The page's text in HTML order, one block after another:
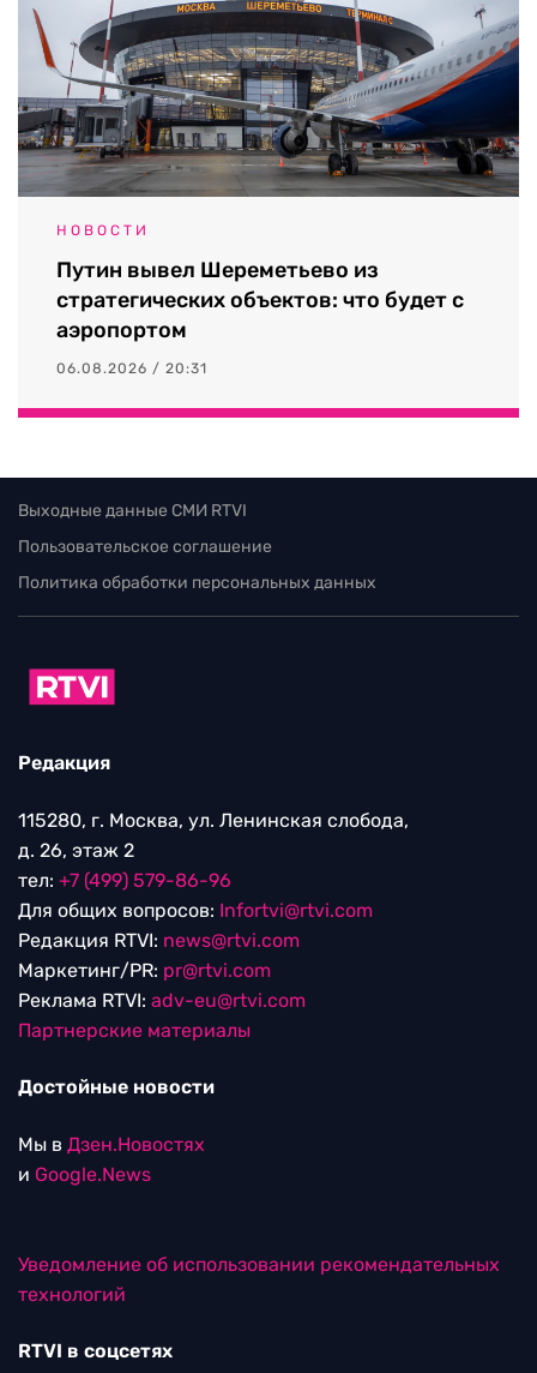
НОВОСТИ
Путин вывел Шереметьево из
стратегических объектов: что будет с
аэропортом
06.08.2026 / 20:31
Выходные данные СМИ RTVI
Пользовательское соглашение
Политика обработки персональных данных
Редакция
115280, г. Москва, ул. Ленинская слобода,
д. 26, этаж 2
тел: +7 (499) 579-86-96
Для общих вопросов: Infortvi@rtvi.com
Редакция RTVI: news@rtvi.com
Маркетинг/PR: pr@rtvi.com
Реклама RTVI: adv-eu@rtvi.com
Партнерские материалы
Достойные новости
Мы в Дзен.Новостях
и Google.News
Уведомление об использовании рекомендательных
технологий
RTVI в соцсетях